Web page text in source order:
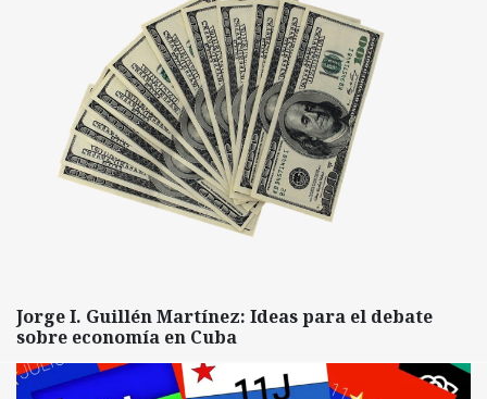
Jorge I. Guillén Martínez: Ideas para el debate
sobre economía en Cuba